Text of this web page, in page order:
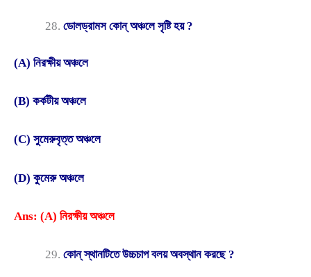
ডোলড্রামস কোন্ অঞ্চলে সৃষ্টি হয় ?
(A) নিরক্ষীয় অঞ্চলে
(B) কর্কটীয় অঞ্চলে
(C) সুমেরুবৃত্ত অঞ্চলে
(D) কুমেরু অঞ্চলে
Ans: (A) নিরক্ষীয় অঞ্চলে
কোন্ স্থানটিতে উচ্চচাপ বলয় অবস্থান করছে ?